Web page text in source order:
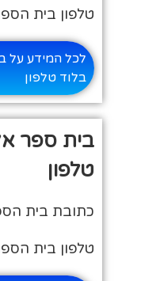
טלפון בית הספר: 08-
לכל המידע על
בלוד טלפון
בית ספר
טלפון
כתובת בית
טלפון בית הספר: 04-